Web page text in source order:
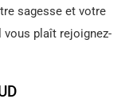
sagesse et votre
vous plaît rejoignez-